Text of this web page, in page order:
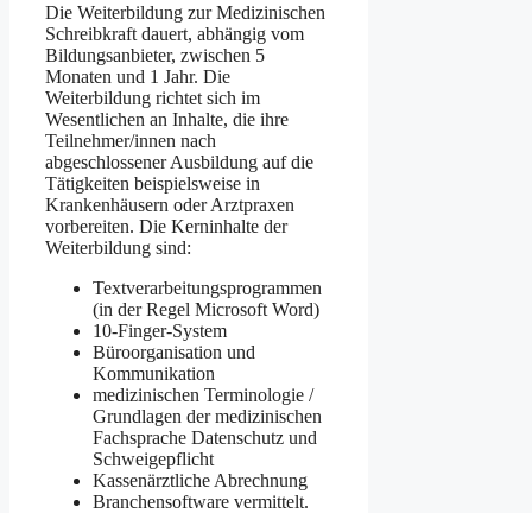
Die Weiterbildung zur Medizinischen
Schreibkraft dauert, abhängig vom
Bildungsanbieter, zwischen 5
Monaten und 1 Jahr. Die
Weiterbildung richtet sich im
Wesentlichen an Inhalte, die ihre
Teilnehmer/innen nach
abgeschlossener Ausbildung auf die
Tätigkeiten beispielsweise in
Krankenhäusern oder Arztpraxen
vorbereiten. Die Kerninhalte der
Weiterbildung sind:
Textverarbeitungsprogrammen
(in der Regel Microsoft Word)
10-Finger-System
Büroorganisation und
Kommunikation
medizinischen Terminologie /
Grundlagen der medizinischen
Fachsprache Datenschutz und
Schweigepflicht
Kassenärztliche Abrechnung
Branchensoftware vermittelt.